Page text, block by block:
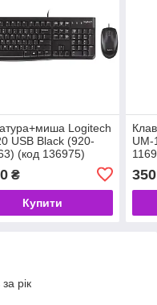
Logitech
USB Black (920-
(код 136975)
₴
Купити
UM-
350
рік